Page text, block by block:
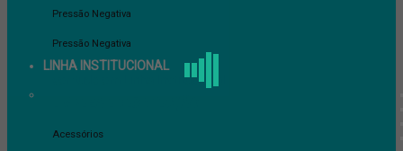
Pressão Negativa
Pressão Negativa
LINHA INSTITUCIONAL
ver tudo em Linha Institucional
Acessórios